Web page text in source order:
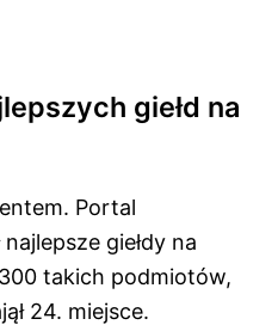
giełd na
Portal
giełdy na
takich podmiotów,
24. miejsce.